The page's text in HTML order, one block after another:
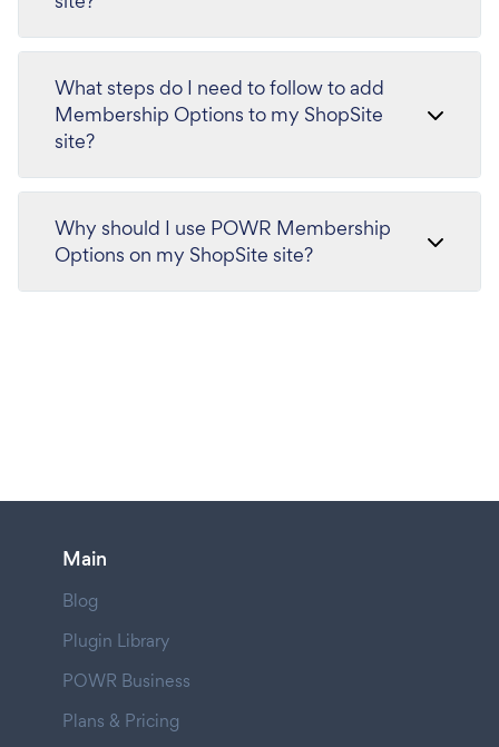
What steps do I need to follow to add
Membership Options to my ShopSite
site?
Why should I use POWR Membership
Options on my ShopSite site?
Main
Blog
Plugin Library
POWR Business
Plans & Pricing